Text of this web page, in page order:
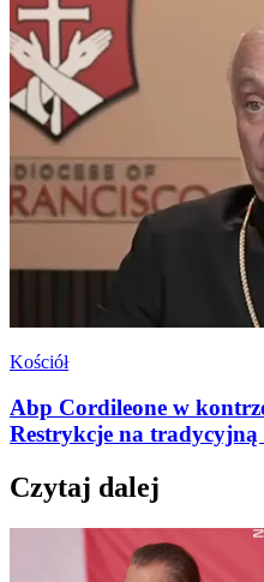
Kościół
Abp Cordileone w
Restrykcje na tradycyjną
Czytaj dalej